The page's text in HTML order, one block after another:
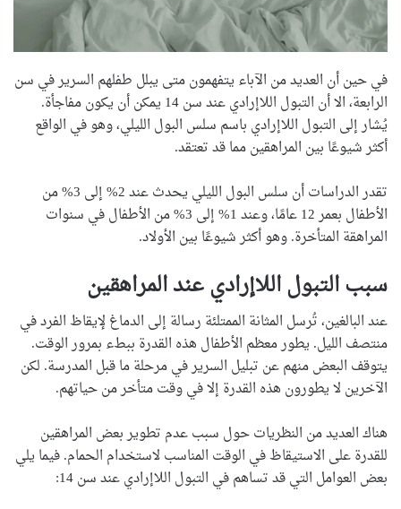
في حين أن العديد من الآباء يتفهمون متى يبلل طفلهم السرير في سن
الرابعة، الا أن التبول اللاإرادي عند سن 14 يمكن أن يكون مفاجأة.
يُشار إلى التبول اللاإرادي باسم سلس البول الليلي، وهو في الواقع
أكثر شيوعًا بين المراهقين مما قد تعتقد.
تقدر الدراسات أن سلس البول الليلي يحدث عند 2% إلى 3% من
الأطفال بعمر 12 عامًا، وعند 1% إلى 3% من الأطفال في سنوات
المراهقة المتأخرة. وهو أكثر شيوعًا بين الأولاد.
سبب التبول اللاإرادي عند المراهقين
عند البالغين، تُرسل المثانة الممتلئة رسالة إلى الدماغ لإيقاظ الفرد في
منتصف الليل. يطور معظم الأطفال هذه القدرة ببطء بمرور الوقت.
يتوقف البعض منهم عن تبليل السرير في مرحلة ما قبل المدرسة. لكن
الآخرين لا يطورون هذه القدرة إلا في وقت متأخر من حياتهم.
هناك العديد من النظريات حول سبب عدم تطوير بعض المراهقين
للقدرة على الاستيقاظ في الوقت المناسب لاستخدام الحمام. فيما يلي
بعض العوامل التي قد تساهم في التبول اللاإرادي عند سن 14: